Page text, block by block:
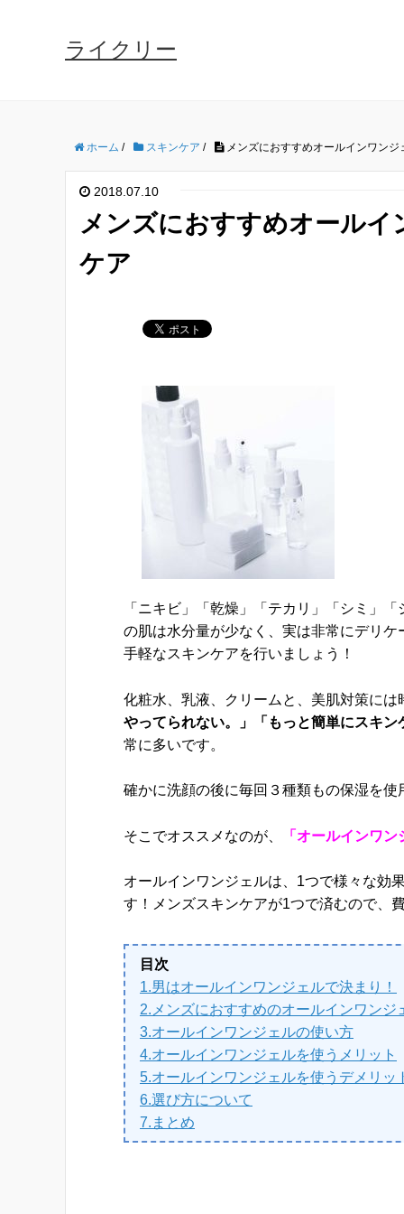
ライクリー
ホーム / スキンケア / メンズにおすすめオールインワン
2018.07.10
メンズにおすすめオール
ケア
「ニキビ」「乾燥」「テカリ」「シミ」
の肌は水分量が少なく、実は非常にデリ
手軽なスキンケアを行いましょう！
化粧水、乳液、クリームと、美肌対策に
やってられない。」「もっと簡単にスキ
常に多いです。
確かに洗顔の後に毎回３種類もの保湿を
そこでオススメなのが、 「オールインワン
オールインワンジェルは、1つで様々な効
す！メンズスキンケアが1つで済むので、
目次
1.男はオールインワンジェルで決まり！
2.メンズにおすすめのオールインワンジ
3.オールインワンジェルの使い方
4.オールインワンジェルを使うメリット
5.オールインワンジェルを使うデメリッ
6.選び方について
7.まとめ